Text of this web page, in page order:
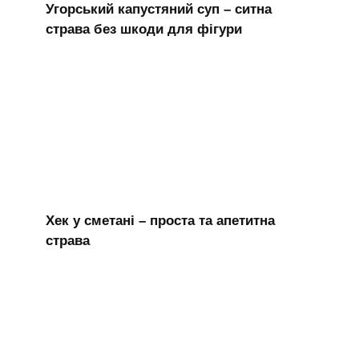
Угорський капустяний суп – ситна
страва без шкоди для фігури
Хек у сметані – проста та апетитна
страва